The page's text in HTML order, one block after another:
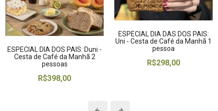
ESPECIAL DIA DOS PAIS: Duni -
Cesta de Café da Manhã 2
pessoas
R$398,00
ESPECIAL DIA DAS DOS PAIS:
Uni - Cesta de Café da Manhã 1
pessoa
R$298,00